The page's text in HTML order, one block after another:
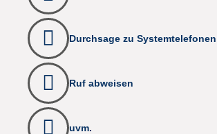
Durchsage zu Systemtelefonen
Ruf abweisen
uvm.